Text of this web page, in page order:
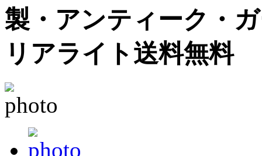
製・アンティーク・
リアライト送料無料